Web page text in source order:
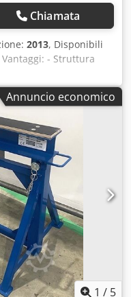
Chiamata
2013, Disponibili
- Struttura
da tutti i lati -
piano d'appoggio
- Utensili e piccoli
sul ripiano dei
a scelta rivestite
o feltro - Nessun
le macchine
sul posto
Piano di lavoro
zona dei bordi,
per il deposito di profili
900 a 1.100 mm
Annuncio economico
1 / 5